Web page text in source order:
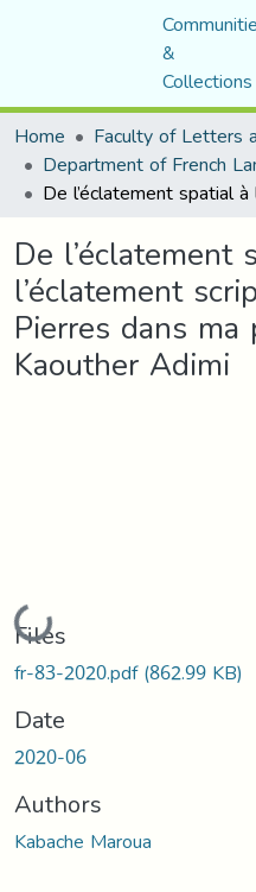
&
Collections
Home
De l’éclatement
l’éclatement
Pierres dans ma
Kaouther Adimi
Loading...
Files
fr-83-2020.pdf(862.99 KB)
Date
2020-06
Authors
Kabache Maroua